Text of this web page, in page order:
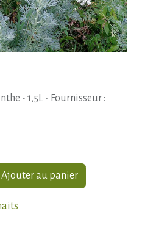
- 1,5L - Fournisseur :
Ajouter au panier